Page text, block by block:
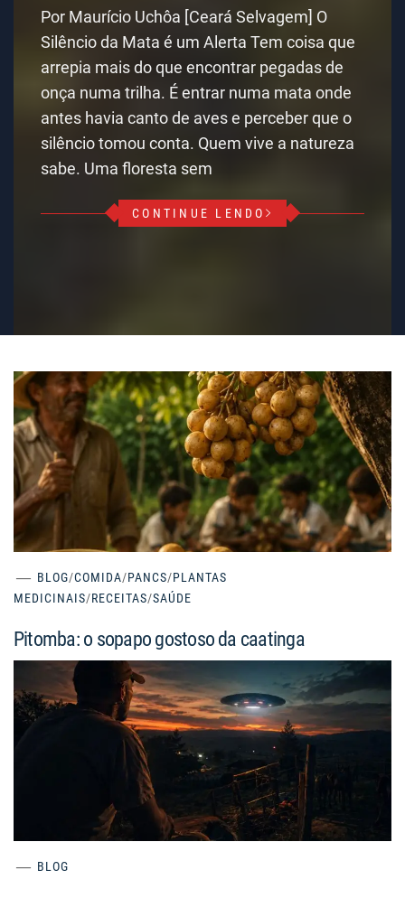
Por Maurício Uchôa [Ceará Selvagem] O
Silêncio da Mata é um Alerta Tem coisa que
arrepia mais do que encontrar pegadas de
onça numa trilha. É entrar numa mata onde
antes havia canto de aves e perceber que o
silêncio tomou conta. Quem vive a natureza
sabe. Uma floresta sem
CONTINUE LENDO
BLOG/COMIDA/PANCS/PLANTAS
MEDICINAIS/RECEITAS/SAÚDE
Pitomba: o sopapo gostoso da caatinga
BLOG